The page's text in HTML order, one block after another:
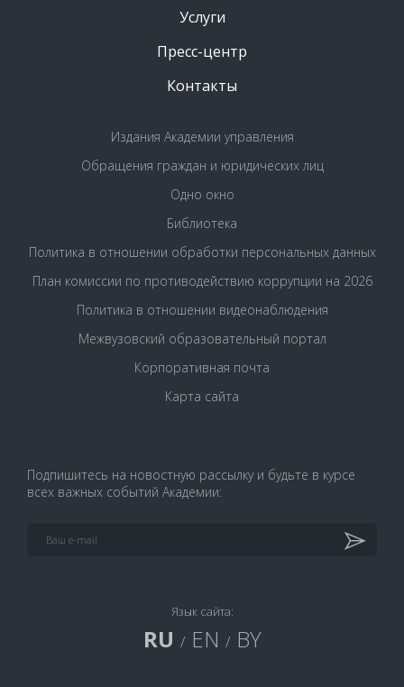
Услуги
Пресс-центр
Контакты
Издания Академии управления
Обращения граждан и юридических лиц
Одно окно
Библиотека
Политика в отношении обработки персональных данных
План комиссии по противодействию коррупции на 2026
Политика в отношении видеонаблюдения
Межвузовский образовательный портал
Корпоративная почта
Карта сайта
Подпишитесь на новостную рассылку и будьте в курсе
всех важных событий Академии:
Язык сайта:
RU / EN / BY